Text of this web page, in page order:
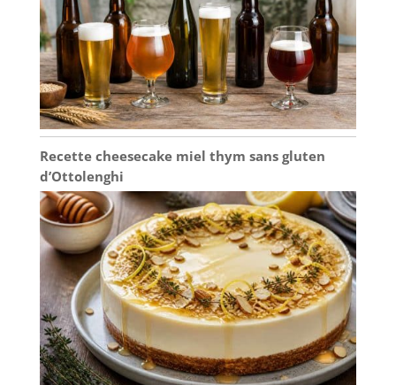
crémaillère, un
anniversaire ou les
amateurs de design –
ce set d'assiettes en
grès avec émail réactif
est fait main et chaque
pièce est unique.
Recette cheesecake miel thym sans gluten
d’Ottolenghi